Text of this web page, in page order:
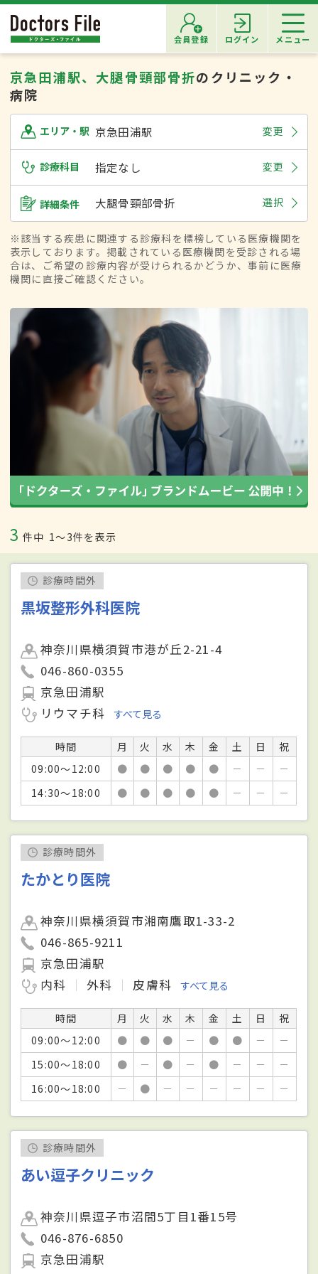
会員登録 ログイン メニュー
京急田浦駅、大腿骨頸部骨折のクリニック・
病院
エリア・駅 京急田浦駅 変更
診療科目 指定なし 変更
詳細条件 大腿骨頸部骨折 選択
※該当する疾患に関連する診療科を標榜している医療機関を
表示しております。掲載されている医療機関を受診される場
合は、ご希望の診療内容が受けられるかどうか、事前に医療
機関に直接ご確認ください。
3 件中 1〜3件を表示
診療時間外
黒坂整形外科医院
神奈川県横須賀市港が丘2-21-4
046-860-0355
京急田浦駅
リウマチ科
すべて見る
時間 月 火 水 木 金 土 日
祝
09:00～12:00
● ● ● ● ● － －
－
14:30～18:00
● ● ● ● ● － － －
診療時間外
たかとり医院
神奈川県横須賀市湘南鷹取1-33-2
046-865-9211
京急田浦駅
内科
外科 皮膚科 すべて見る
時間 月 火 水 木 金 土 日
祝
09:00～12:00
● ● ● － ● ● －
－
15:00～18:00
● － ● － ● － －
－
16:00～18:00
－ ● － － － － － －
診療時間外
あい逗子クリニック
神奈川県逗子市沼間5丁目1番15号
046-876-6850
京急田浦駅